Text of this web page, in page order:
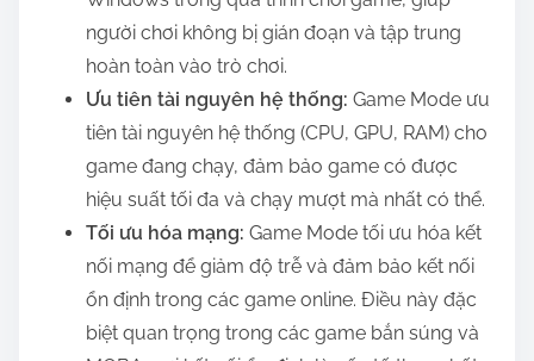
người chơi không bị gián đoạn và tập trung
hoàn toàn vào trò chơi.
Ưu tiên tài nguyên hệ thống: Game Mode ưu
tiên tài nguyên hệ thống (CPU, GPU, RAM) cho
game đang chạy, đảm bảo game có được
hiệu suất tối đa và chạy mượt mà nhất có thể.
Tối ưu hóa mạng: Game Mode tối ưu hóa kết
nối mạng để giảm độ trễ và đảm bảo kết nối
ổn định trong các game online. Điều này đặc
biệt quan trọng trong các game bắn súng và